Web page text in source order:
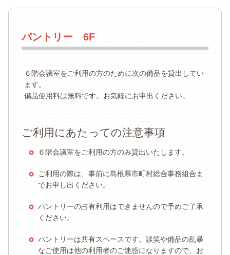
パントリー 6F
６階会議室をご利用の方のために次の備品を貸出してい
ます。
備品使用料は無料です。お気軽にお申出ください。
ご利用にあたっての注意事項
６階会議室をご利用の方のみ貸出いたします。
ご利用の際は、事前に島根県市町村総合事務組合ま
でお申し出ください。
パントリーの占有利用はできませんので予めご了承
ください。
パントリーは共有スペースです。談笑や備品の乱暴
なご使用は他の利用者のご迷惑になりますので、お